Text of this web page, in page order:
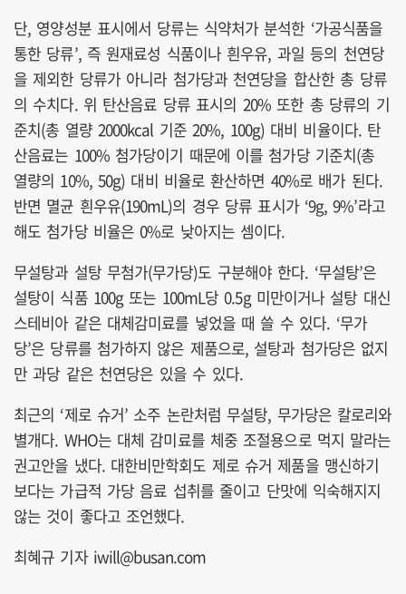
단, 영양성분 표시에서 당류는 식약처가 분석한 ‘가공식품을
통한 당류’, 즉 원재료성 식품이나 흰우유, 과일 등의 천연당
을 제외한 당류가 아니라 첨가당과 천연당을 합산한 총 당류
의 수치다. 위 탄산음료 당류 표시의 20% 또한 총 당류의 기
준치(총 열량 2000kcal 기준 20%, 100g) 대비 비율이다. 탄
산음료는 100% 첨가당이기 때문에 이를 첨가당 기준치(총
열량의 10%, 50g) 대비 비율로 환산하면 40%로 배가 된다.
반면 멸균 흰우유(190mL)의 경우 당류 표시가 ‘9g, 9%’라고
해도 첨가당 비율은 0%로 낮아지는 셈이다.
무설탕과 설탕 무첨가(무가당)도 구분해야 한다. ‘무설탕’은
설탕이 식품 100g 또는 100mL당 0.5g 미만이거나 설탕 대신
스테비아 같은 대체감미료를 넣었을 때 쓸 수 있다. ‘무가
당’은 당류를 첨가하지 않은 제품으로, 설탕과 첨가당은 없지
만 과당 같은 천연당은 있을 수 있다.
최근의 ‘제로 슈거’ 소주 논란처럼 무설탕, 무가당은 칼로리와
별개다. WHO는 대체 감미료를 체중 조절용으로 먹지 말라는
권고안을 냈다. 대한비만학회도 제로 슈거 제품을 맹신하기
보다는 가급적 가당 음료 섭취를 줄이고 단맛에 익숙해지지
않는 것이 좋다고 조언했다.
최혜규 기자 iwill@busan.com